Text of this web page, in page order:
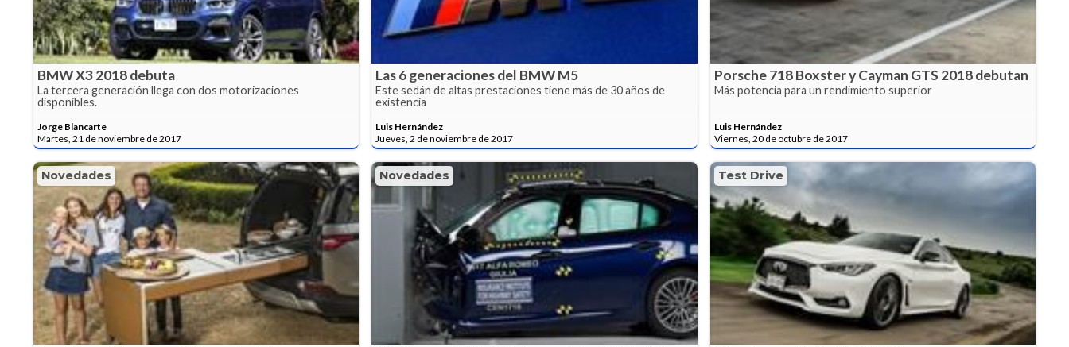
BMW X3 2018 debuta
La tercera generación llega con dos motorizaciones
disponibles.
Jorge Blancarte
Martes, 21 de noviembre de 2017
Las 6 generaciones del BMW M5
Este sedán de altas prestaciones tiene más de 30 años de
existencia
Luis Hernández
Jueves, 2 de noviembre de 2017
Porsche 718 Boxster y Cayman GTS 2018 debutan
Más potencia para un rendimiento superior
Luis Hernández
Viernes, 20 de octubre de 2017
Novedades Novedades Test Drive